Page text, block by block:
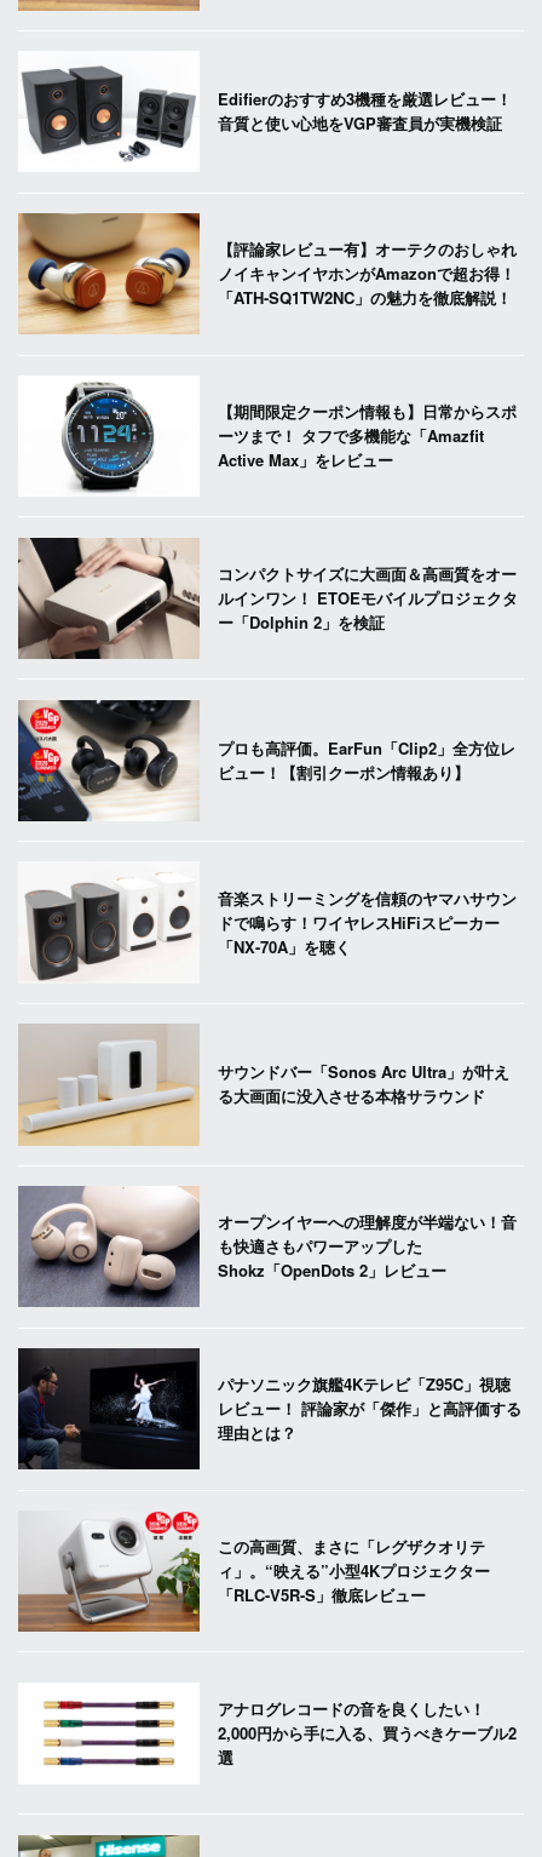
Edifierのおすすめ3機種を厳選レビュー！
音質と使い心地をVGP審査員が実機検証
【評論家レビュー有】オーテクのおしゃれ
ノイキャンイヤホンがAmazonで超お得！
「ATH-SQ1TW2NC」の魅力を徹底解説！
【期間限定クーポン情報も】日常からスポ
ーツまで！ タフで多機能な「Amazfit
Active Max」をレビュー
コンパクトサイズに大画面＆高画質をオー
ルインワン！ ETOEモバイルプロジェクタ
ー「Dolphin 2」を検証
プロも高評価。EarFun「Clip2」全方位レ
ビュー！【割引クーポン情報あり】
音楽ストリーミングを信頼のヤマハサウン
ドで鳴らす！ワイヤレスHiFiスピーカー
「NX-70A」を聴く
サウンドバー「Sonos Arc Ultra」が叶え
る大画面に没入させる本格サラウンド
オープンイヤーへの理解度が半端ない！音
も快適さもパワーアップした
Shokz「OpenDots 2」レビュー
パナソニック旗艦4Kテレビ「Z95C」視聴
レビュー！ 評論家が「傑作」と高評価する
理由とは？
この高画質、まさに「レグザクオリテ
ィ」。“映える”小型4Kプロジェクター
「RLC-V5R-S」徹底レビュー
アナログレコードの音を良くしたい！
2,000円から手に入る、買うべきケーブル2
選